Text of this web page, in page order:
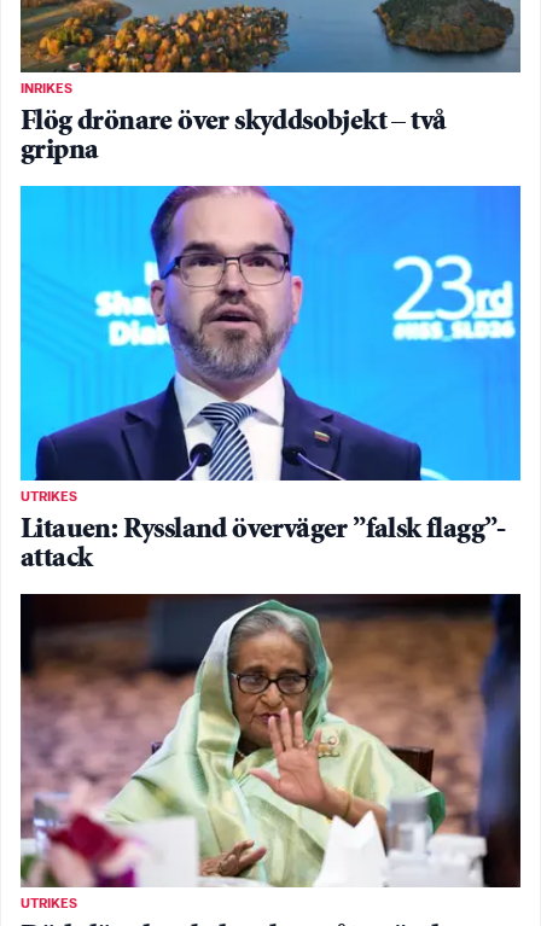
INRIKES
Flög drönare över skyddsobjekt – två
gripna
UTRIKES
Litauen: Ryssland överväger ”falsk flagg”-
attack
UTRIKES